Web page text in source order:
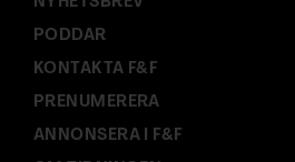
PODDAR
KONTAKTA F&F
PRENUMERERA
ANNONSERA I F&F